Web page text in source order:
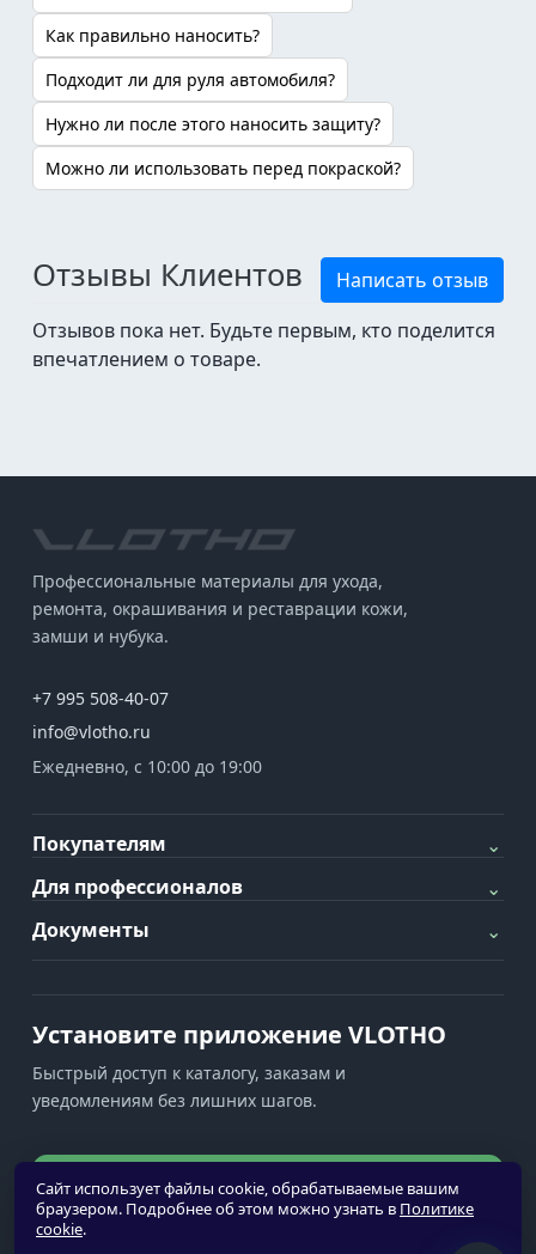
Сайт использует файлы cookie, обрабатываемые вашим
браузером. Подробнее об этом можно узнать в Политике
cookie.
Как правильно наносить?
Подходит ли для руля автомобиля?
Нужно ли после этого наносить защиту?
Можно ли использовать перед покраской?
Отзывы Клиентов
Написать отзыв
Отзывов пока нет. Будьте первым, кто поделится
впечатлением о товаре.
Профессиональные материалы для ухода,
ремонта, окрашивания и реставрации кожи,
замши и нубука.
+7 995 508-40-07
info@vlotho.ru
Ежедневно, с 10:00 до 19:00
Покупателям
⌄
Для профессионалов
⌄
Документы
⌄
Установите приложение VLOTHO
Быстрый доступ к каталогу, заказам и
уведомлениям без лишних шагов.
Установить приложение